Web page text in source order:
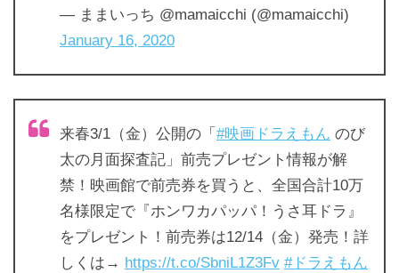
— ままいっち @mamaicchi (@mamaicchi)
January 16, 2020
来春3/1（金）公開の「 #映画ドラえもん のび
太の月面探査記」前売プレゼント情報が解
禁！映画館で前売券を買うと、全国合計10万
名様限定で『ホンワカパッパ！うさ耳ドラ』
をプレゼント！前売券は12/14（金）発売！詳
しくは→ https://t.co/SbniL1Z3Fv #ドラえもん